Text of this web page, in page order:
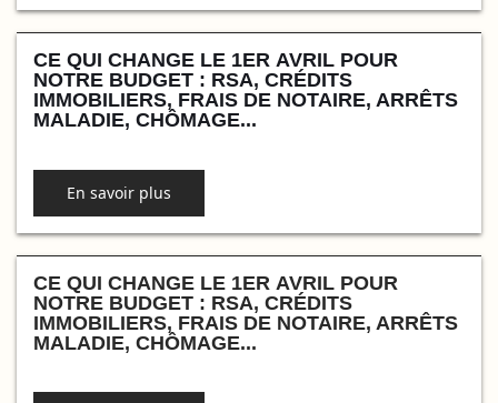
CE QUI CHANGE LE 1ER AVRIL POUR
NOTRE BUDGET : RSA, CRÉDITS
IMMOBILIERS, FRAIS DE NOTAIRE, ARRÊTS
MALADIE, CHÔMAGE...
En savoir plus
CE QUI CHANGE LE 1ER AVRIL POUR
NOTRE BUDGET : RSA, CRÉDITS
IMMOBILIERS, FRAIS DE NOTAIRE, ARRÊTS
MALADIE, CHÔMAGE...